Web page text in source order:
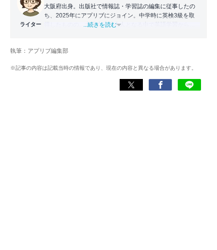
ライター
大阪府出身。出版社で情報誌・学習誌の編集に従事したの
ち、2025年にアプリブにジョイン。中学時に英検3級を取
得したものの、大学生・社会人となる中で英語学習から遠
り添える記事を目指している。
...続きを読む
執筆：アプリブ編集部
※記事の内容は記載当時の情報であり、現在の内容と異なる場合があります。